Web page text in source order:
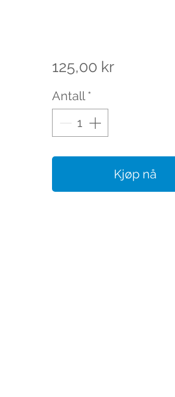
125,00 krPris
Antall *
Kjøp nå